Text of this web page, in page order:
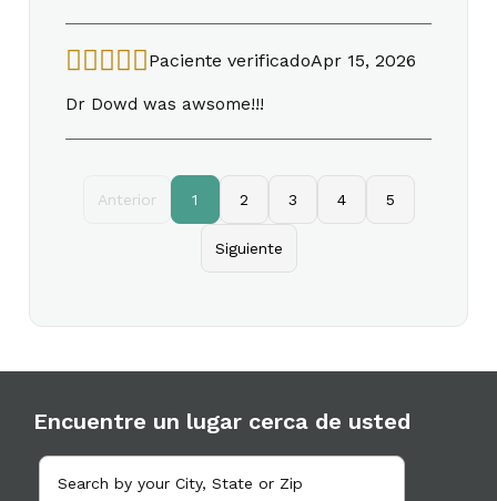
Paciente verificadoApr 15, 2026
Dr Dowd was awsome!!!
Anterior 1 2 3 4 5
Siguiente
Encuentre un lugar cerca de usted